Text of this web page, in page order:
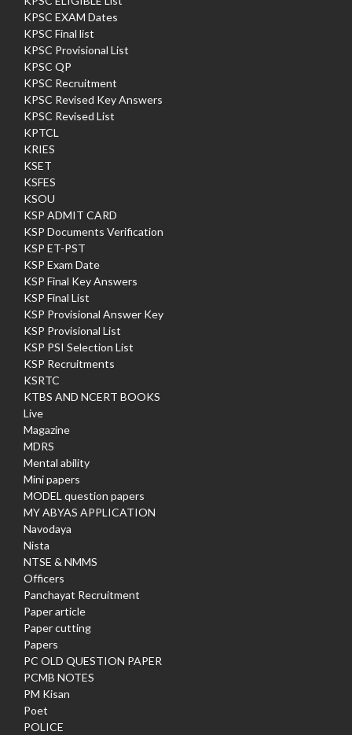
KPSC EXAM Dates
KPSC Final list
KPSC Provisional List
KPSC QP
KPSC Recruitment
KPSC Revised Key Answers
KPSC Revised List
KPTCL
KRIES
KSET
KSFES
KSOU
KSP ADMIT CARD
KSP Documents Verification
KSP ET-PST
KSP Exam Date
KSP Final Key Answers
KSP Final List
KSP Provisional Answer Key
KSP Provisional List
KSP PSI Selection List
KSP Recruitments
KSRTC
KTBS AND NCERT BOOKS
Live
Magazine
MDRS
Mental ability
Mini papers
MODEL question papers
MY ABYAS APPLICATION
Navodaya
Nista
NTSE & NMMS
Officers
Panchayat Recruitment
Paper article
Paper cutting
Papers
PC OLD QUESTION PAPER
PCMB NOTES
PM Kisan
Poet
POLICE